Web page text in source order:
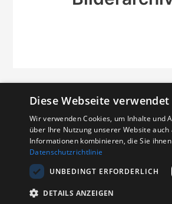
Diese Webseite verwendet
Wir verwenden Cookies, um Inhalte und
über Ihre Nutzung unserer Website
Informationen kombinieren, die Sie
Datenschutzrichtlinie
UNBEDINGT ERFORDERLICH
DETAILS ANZEIGEN